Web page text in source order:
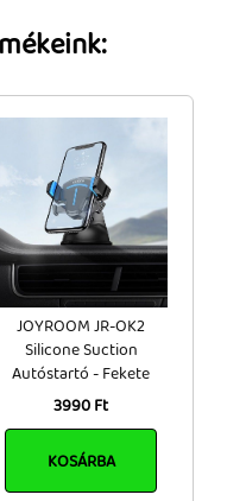
JOYROOM JR-OK2
Silicone Suction
Autóstartó - Fekete
3990 Ft
KOSÁRBA